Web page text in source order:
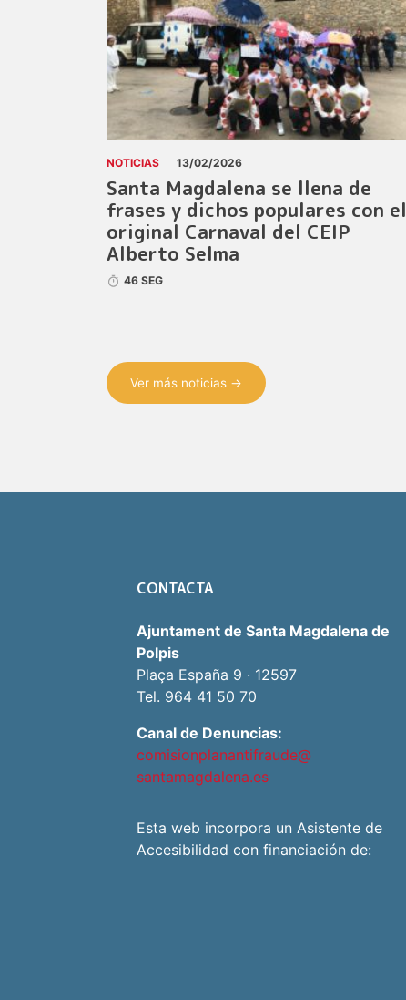
NOTICIAS 13/02/2026
Santa Magdalena se llena de
frases y dichos populares con el
original Carnaval del CEIP
Alberto Selma
46 SEG
Ver más noticias →
CONTACTA
Ajuntament de Santa Magdalena de
Polpis
Plaça España 9 · 12597
Tel. 964 41 50 70
Canal de Denuncias:
comisionplanantifraude@
santamagdalena.es
Esta web incorpora un Asistente de
Accesibilidad con financiación de: